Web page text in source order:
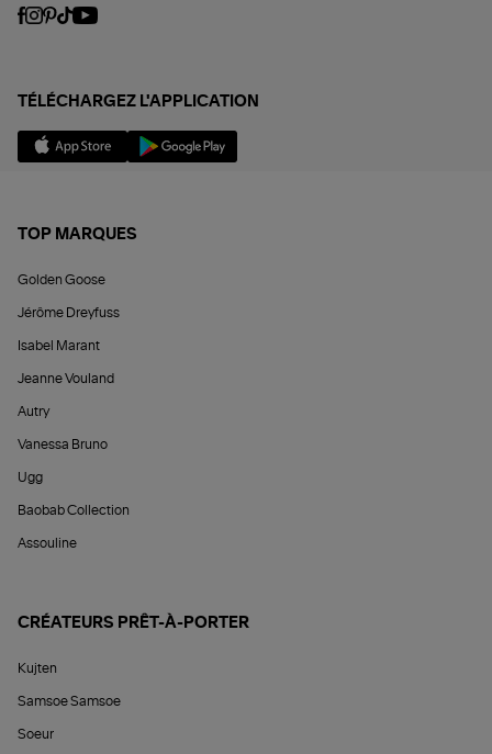
TÉLÉCHARGEZ L'APPLICATION
TOP MARQUES
Golden Goose
Jérôme Dreyfuss
Isabel Marant
Jeanne Vouland
Autry
Vanessa Bruno
Ugg
Baobab Collection
Assouline
CRÉATEURS PRÊT-À-PORTER
Kujten
Samsoe Samsoe
Soeur